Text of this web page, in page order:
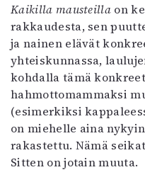
Kaikilla mausteilla on
rakkaudesta, sen
ja nainen elävät
yhteiskunnassa,
kohdalla tämä
hahmottomammaksi
(esimerkiksi
on miehelle aina
rakastettu. Nämä
Sitten on jotain muuta.